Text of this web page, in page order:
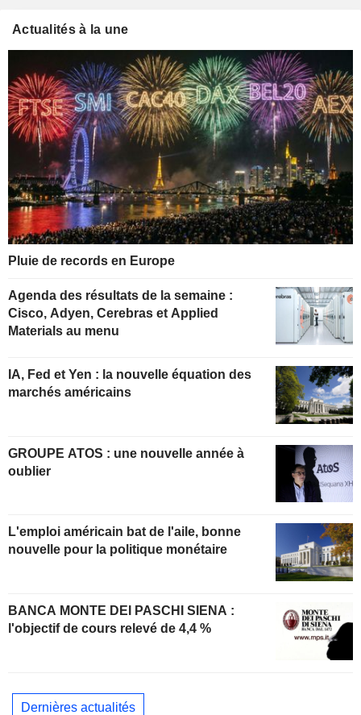
Actualités à la une
Pluie de records en Europe
Agenda des résultats de la semaine :
Cisco, Adyen, Cerebras et Applied
Materials au menu
IA, Fed et Yen : la nouvelle équation des
marchés américains
GROUPE ATOS : une nouvelle année à
oublier
L'emploi américain bat de l'aile, bonne
nouvelle pour la politique monétaire
BANCA MONTE DEI PASCHI SIENA :
l'objectif de cours relevé de 4,4 %
Dernières actualités